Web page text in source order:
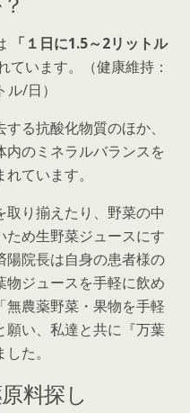
「１日に1.5～2リットル
ています。（健康維持：
/日）
る抗酸化物質のほか、
のミネラルバランスを
ています。
取り揃えたり、野菜の中
ため生野菜ジュースにす
陽院長は自身の患者様の
物ジュースを手軽に飲め
無農薬野菜・果物を手軽
願い、私達と共に『万葉
た。
料探し